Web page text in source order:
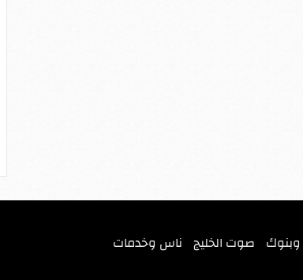
وبنوك صوت الخليج ناس وخدمات